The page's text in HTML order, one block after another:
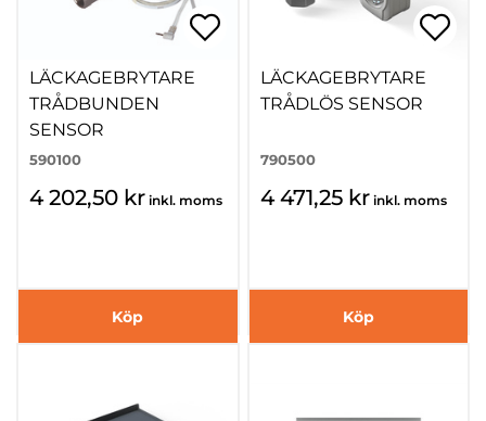
LÄCKAGEBRYTARE
TRÅDBUNDEN
SENSOR
590100
4 202,50 kr inkl. moms
Köp
LÄCKAGEBRYTARE
TRÅDLÖS SENSOR
790500
4 471,25 kr inkl. moms
Köp